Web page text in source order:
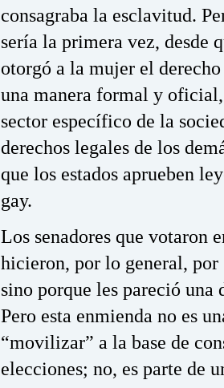
consagraba la esclavitud.
sería la primera vez, desde
otorgó a la mujer el
una manera formal y
sector específico de la
derechos legales de los
que los estados aprueben
gay.
Los senadores que votaron
hicieron, por lo general,
sino porque les pareció
Pero esta enmienda no es
“movilizar” a la base de
elecciones; no, es parte de